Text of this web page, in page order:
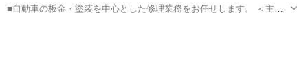
■自動車の板金・塗装を中心とした修理業務をお任せします。 ＜主な